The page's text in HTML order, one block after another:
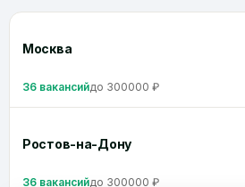
Москва
36 вакансийдо 300000 ₽
Ростов-на-Дону
36 вакансийдо 300000 ₽